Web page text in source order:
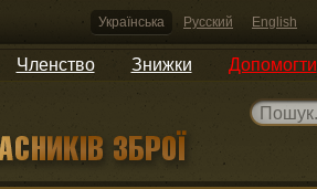
Українська Русский English
Членство Знижки Допомогти